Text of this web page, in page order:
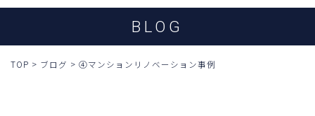
BLOG
TOP > ブログ > ④マンションリノベーション事例